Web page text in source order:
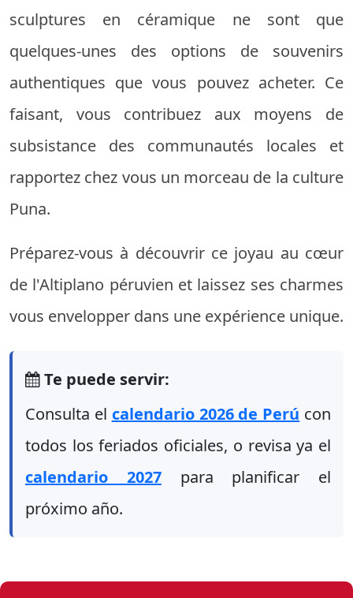
sculptures en céramique ne sont que
quelques-unes des options de souvenirs
authentiques que vous pouvez acheter. Ce
faisant, vous contribuez aux moyens de
subsistance des communautés locales et
rapportez chez vous un morceau de la culture
Puna.
Préparez-vous à découvrir ce joyau au cœur
de l'Altiplano péruvien et laissez ses charmes
vous envelopper dans une expérience unique.
Te puede servir:
Consulta el calendario 2026 de Perú con
todos los feriados oficiales, o revisa ya el
calendario 2027para planificar el
próximo año.